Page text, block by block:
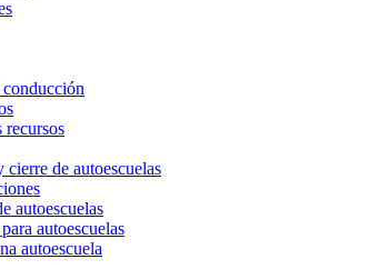
conducción
recursos
de autoescuelas
autoescuelas
autoescuelas
autoescuela